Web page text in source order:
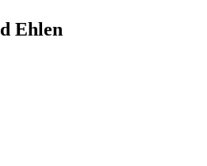
Ehlen